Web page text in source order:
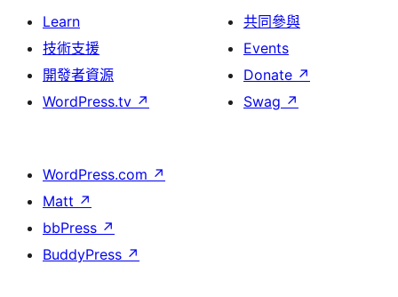
Learn
技術支援
開發者資源
WordPress.tv ↗
共同參與
Events
Donate ↗
Swag ↗
WordPress.com ↗
Matt ↗
bbPress ↗
BuddyPress ↗